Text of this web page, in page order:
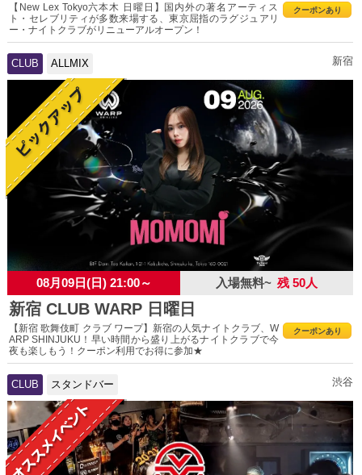
クーポンあり
【New Lex Tokyo六本木 日曜日】国内外の著名アーティス
ト・セレブリティが多数来場する、東京屈指のラグジュアリ
ー・ナイトクラブがリニューアルオープン！
CLUB ALLMIX 新宿
08月09日(日) 21:00～ 入場無料~ 残 50人
新宿 CLUB WARP 日曜日
クーポンあり
【新宿 歌舞伎町 クラブ ワープ】新宿の人気ナイトクラブ、W
ARP SHINJUKU！早い時間から盛り上がるナイトクラブで今
夜も楽しもう！クーポン利用でお得に参加★
CLUB スタンドバー 渋谷